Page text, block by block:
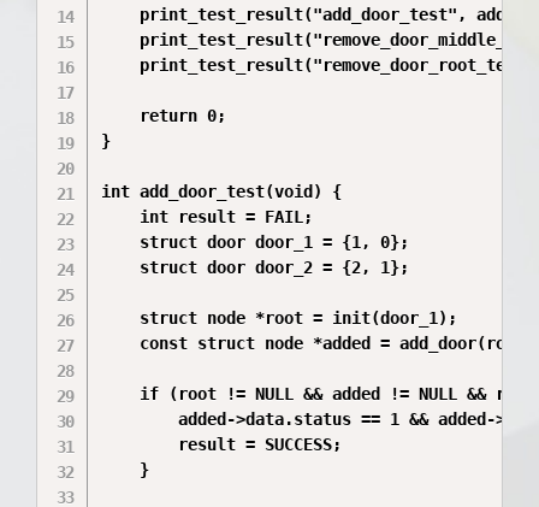
print_test_result("add_door_test",
    return 0;
}
int add_door_test(void) {
    int result = FAIL;
    struct door door_1 = {1, 0};
    struct door door_2 = {2, 1};
    struct node *root = init(door_1);
const struct node *added =
if (root != NULL && added != NULL &&
added->data.status == 1 && added-
        result = SUCCESS;
    }